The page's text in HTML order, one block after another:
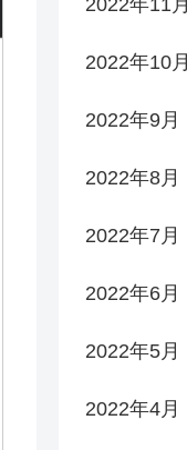
2022年11月
2022年10月
2022年9月
2022年8月
2022年7月
2022年6月
2022年5月
2022年4月